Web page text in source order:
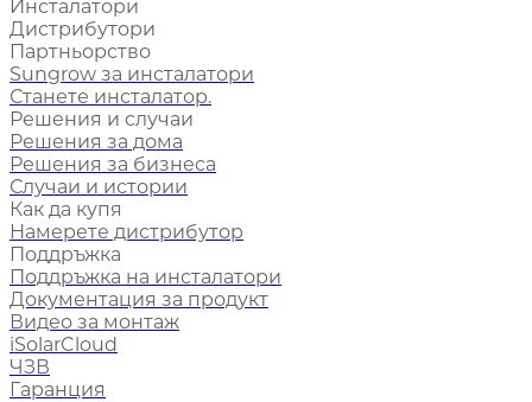
Инсталатори
Дистрибутори
Партньорство
Sungrow за инсталатори
Станете инсталатор.
Решения и случаи
Решения за дома
Решения за бизнеса
Случаи и истории
Как да купя
Намерете дистрибутор
Поддръжка
Поддръжка на инсталатори
Документация за продукт
Видео за монтаж
iSolarCloud
ЧЗВ
Гаранция